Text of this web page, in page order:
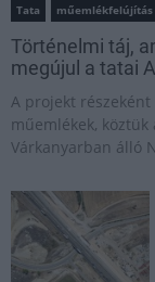
Tata műemlékfelújítás
Történelmi táj,
megújul a tatai
A projekt
műemlékek,
Várkanyarban álló